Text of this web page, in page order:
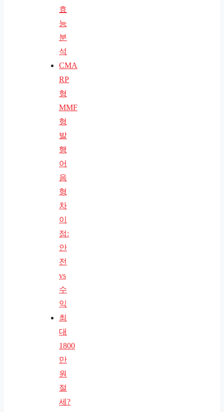
효
능
분
석
CMA
RP
형
MMF
형
발
행
어
음
형
차
이
점:
안
전
vs
수
익
최
대
1800
만
원
절
세?